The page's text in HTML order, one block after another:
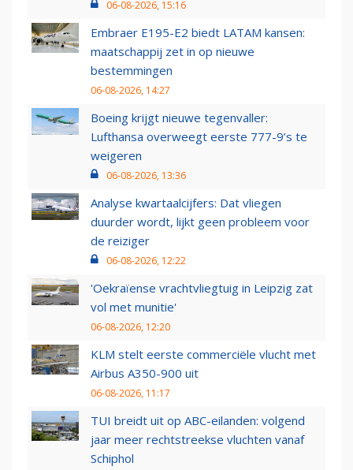
06-08-2026, 15:16
Embraer E195-E2 biedt LATAM kansen:
maatschappij zet in op nieuwe
bestemmingen
06-08-2026, 14:27
Boeing krijgt nieuwe tegenvaller:
Lufthansa overweegt eerste 777-9’s te
weigeren
06-08-2026, 13:36
Analyse kwartaalcijfers: Dat vliegen
duurder wordt, lijkt geen probleem voor
de reiziger
06-08-2026, 12:22
'Oekraïense vrachtvliegtuig in Leipzig zat
vol met munitie'
06-08-2026, 12:20
KLM stelt eerste commerciële vlucht met
Airbus A350-900 uit
06-08-2026, 11:17
TUI breidt uit op ABC-eilanden: volgend
jaar meer rechtstreekse vluchten vanaf
Schiphol